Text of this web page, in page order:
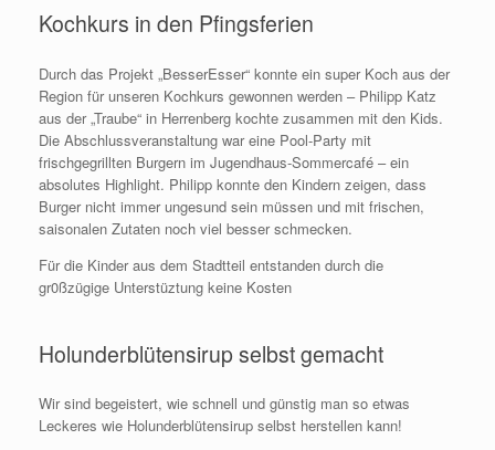
Kochkurs in den Pfingsferien
Durch das Projekt „BesserEsser“ konnte ein super Koch aus der
Region für unseren Kochkurs gewonnen werden – Philipp Katz
aus der „Traube“ in Herrenberg kochte zusammen mit den Kids.
Die Abschlussveranstaltung war eine Pool-Party mit
frischgegrillten Burgern im Jugendhaus-Sommercafé – ein
absolutes Highlight. Philipp konnte den Kindern zeigen, dass
Burger nicht immer ungesund sein müssen und mit frischen,
saisonalen Zutaten noch viel besser schmecken.
Für die Kinder aus dem Stadtteil entstanden durch die
gr0ßzügige Unterstüztung keine Kosten
Holunderblütensirup selbst gemacht
Wir sind begeistert, wie schnell und günstig man so etwas
Leckeres wie Holunderblütensirup selbst herstellen kann!